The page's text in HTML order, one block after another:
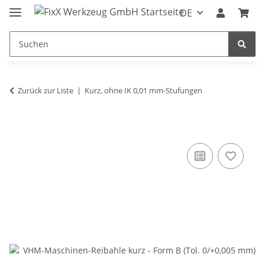
DE
Zurück zur Liste Kurz, ohne IK 0,01 mm-Stufungen